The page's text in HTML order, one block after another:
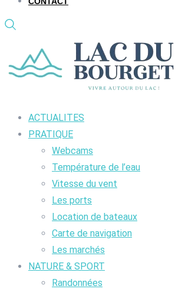
ACTUALITES
PRATIQUE
Webcams
Température de l’eau
Vitesse du vent
Les ports
Location de bateaux
Carte de navigation
Les marchés
NATURE & SPORT
Randonnées